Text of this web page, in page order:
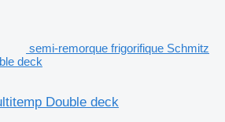
semi-remorque frigorifique Schmitz
deck
Double deck